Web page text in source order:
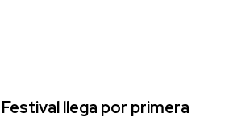
llega por primera